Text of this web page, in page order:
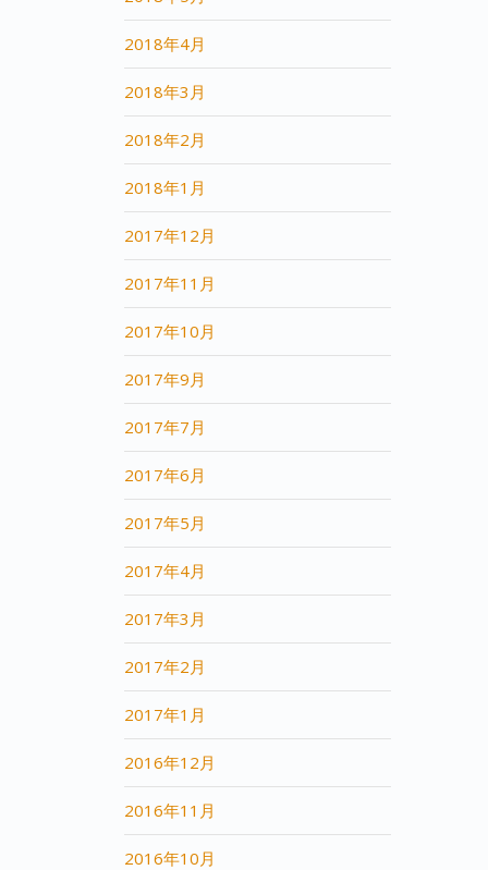
2018年4月
2018年3月
2018年2月
2018年1月
2017年12月
2017年11月
2017年10月
2017年9月
2017年7月
2017年6月
2017年5月
2017年4月
2017年3月
2017年2月
2017年1月
2016年12月
2016年11月
2016年10月